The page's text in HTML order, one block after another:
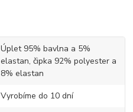
Úplet 95% bavlna a 5%
elastan, čipka 92% polyester a
8% elastan
Vyrobíme do 10 dní